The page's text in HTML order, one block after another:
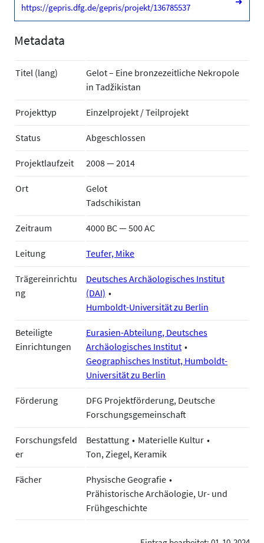
https://gepris.dfg.de/gepris/projekt/136785537
Metadata
Titel (lang)
Gelot – Eine bronzezeitliche Nekropole
in Tadžikistan
Projekttyp Einzelprojekt / Teilprojekt
Status Abgeschlossen
Projektlaufzeit 2008 — 2014
Ort
Gelot
Tadschikistan
Zeitraum 4000 BC — 500 AC
Leitung Teufer, Mike
Trägereinrichtu
ng
Deutsches Archäologisches Institut
(DAI)
Humboldt-Universität zu Berlin
Beteiligte
Einrichtungen
Eurasien-Abteilung, Deutsches
Archäologisches Institut
Geographisches Institut, Humboldt-
Universität zu Berlin
Förderung
DFG Projektförderung, Deutsche
Forschungsgemeinschaft
Forschungsfeld
er
Bestattung
Materielle Kultur
Ton, Ziegel, Keramik
Fächer
Physische Geografie
Prähistorische Archäologie, Ur- und
Frühgeschichte